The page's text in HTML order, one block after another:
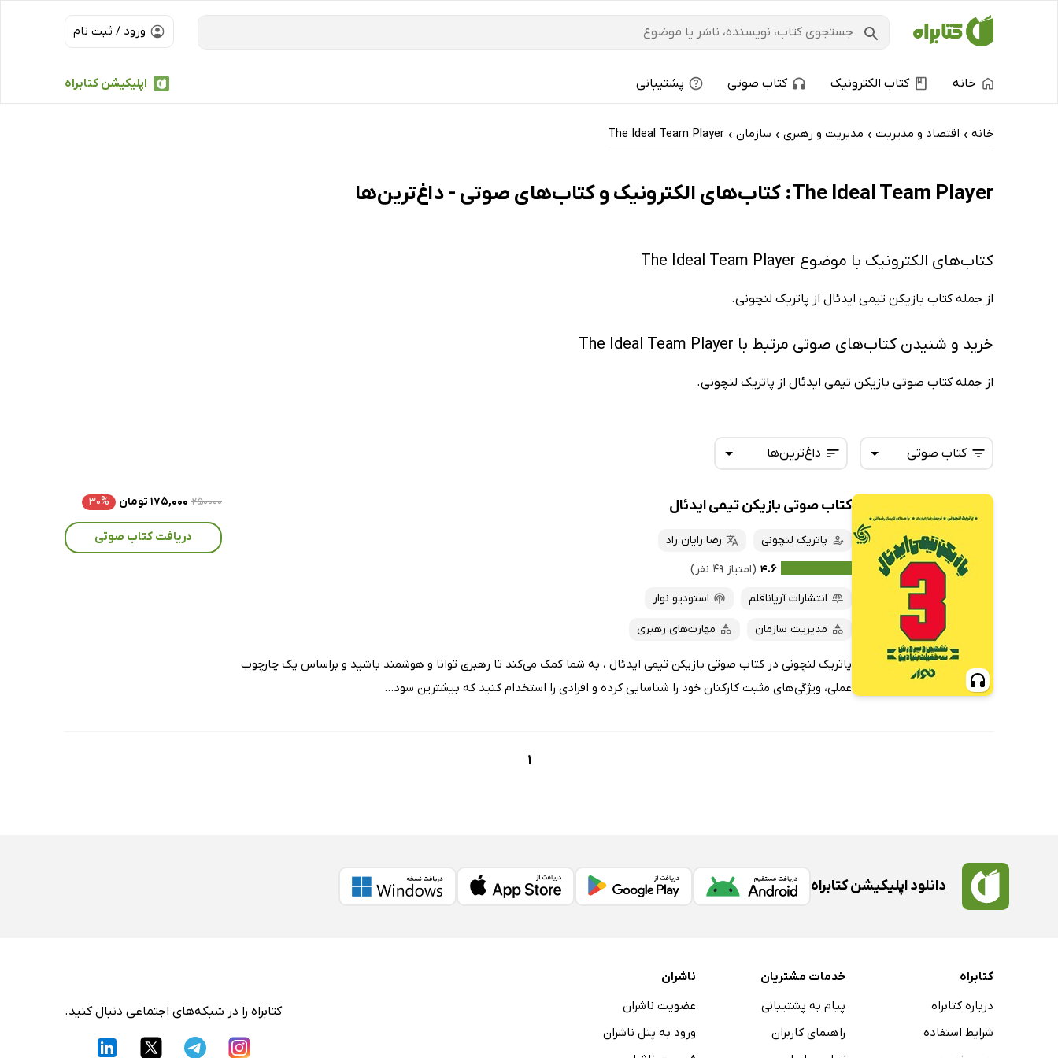
ورود / ثبت نام
اپلیکیشن کتابراه خانه کتاب الکترونیک کتاب صوتی پشتیبانی
خانه › اقتصاد و مدیریت › مدیریت و رهبری › سازمان ›
The Ideal Team Player
The Ideal Team Player: کتاب‌های الکترونیک و کتاب‌های صوتی - داغ‌ترین‌ها
کتاب‌های الکترونیک با موضوع The Ideal Team Player
از جمله کتاب بازیکن تیمی ایدئال از پاتریک لنچونی.
خرید و شنیدن کتاب‌های صوتی مرتبط با The Ideal Team Player
از جمله کتاب صوتی بازیکن تیمی ایدئال از پاتریک لنچونی.
داغ‌ترین‌ها
تازه‌ها
داغ‌ترین‌ها
پربحث‌ها
ارزان ترین‌ها
کتاب صوتی
همه کتاب‌ها
کتاب‌های صوتی
کتاب‌های متنی
کتاب صوتی بازیکن تیمی ایدئال
پاتریک لنچونی
رضا رایان راد
۴.۶ (امتیاز ۴۹ نفر)
انتشارات آریاناقلم
استودیو نوار
مدیریت سازمان مهارت‌های رهبری
پاتریک لنچونی در کتاب صوتی بازیکن تیمی ایدئال ، به شما کمک می‌کند تا رهبری توانا و هوشمند باشید و براساس یک چارچوب
عملی، ویژگی‌های مثبت کارکنان خود را شناسایی کرده و افرادی را استخدام کنید که بیشترین سود...
۲۵۰۰۰۰ ۱۷۵,۰۰۰ تومان ۳۰%
دریافت کتاب صوتی
1
دانلود اپلیکیشن کتابراه
کتابراه
درباره کتابراه
شرایط استفاده
خدمات مشتریان
پیام به پشتیبانی
راهنمای کاربران
ناشران
عضویت ناشران
ورود به پنل ناشران
کتابراه را در شبکه‌های اجتماعی دنبال کنید.